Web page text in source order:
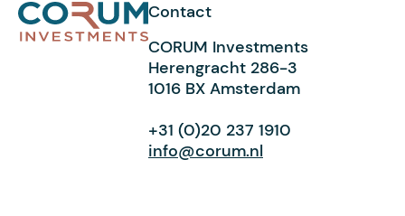
Contact
CORUM Investments
Herengracht 286-3
1016 BX Amsterdam
+31 (0)20 237 1910
info@corum.nl